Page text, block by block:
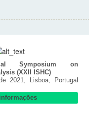
Symposium on
(XXII ISHC)
2021, Lisboa, Portugal